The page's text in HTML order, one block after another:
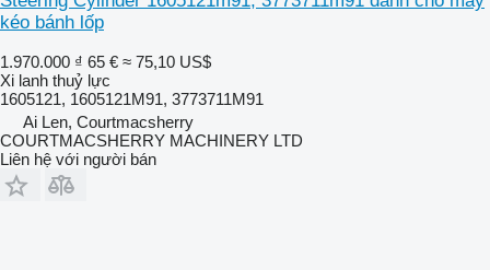
kéo bánh lốp
1.970.000 ₫ 65 € ≈ 75,10 US$
Xi lanh thuỷ lực
1605121, 1605121M91, 3773711M91
Ai Len, Courtmacsherry
COURTMACSHERRY MACHINERY LTD
Liên hệ với người bán